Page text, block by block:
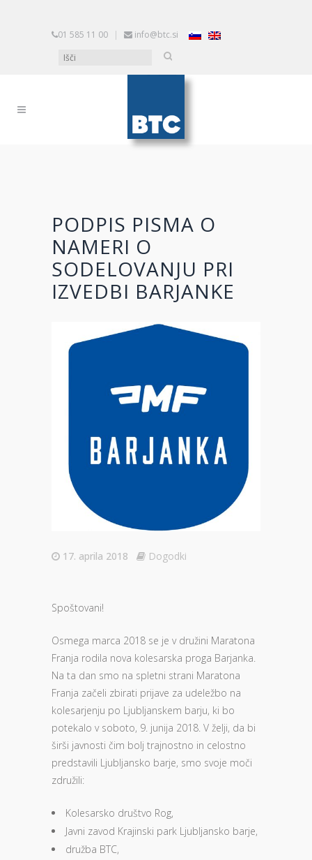
01 585 11 00 | info@btc.si
PODPIS PISMA O
NAMERI O
SODELOVANJU PRI
IZVEDBI BARJANKE
17. aprila 2018 Dogodki
Spoštovani!
Osmega marca 2018 se je v družini Maratona
Franja rodila nova kolesarska proga Barjanka.
Na ta dan smo na spletni strani Maratona
Franja začeli zbirati prijave za udeležbo na
kolesarjenju po Ljubljanskem barju, ki bo
potekalo v soboto, 9. junija 2018. V želji, da bi
širši javnosti čim bolj trajnostno in celostno
predstavili Ljubljansko barje, smo svoje moči
združili:
Kolesarsko društvo Rog,
Javni zavod Krajinski park Ljubljansko barje,
družba BTC,